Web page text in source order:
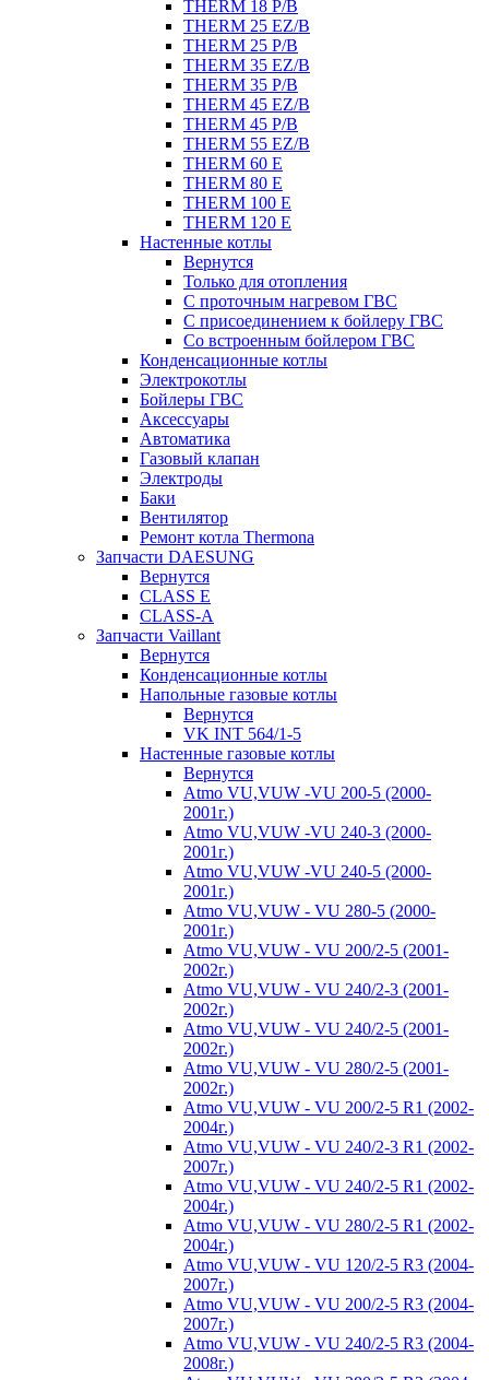
THERM 18 P/B
THERM 25 EZ/B
THERM 25 P/B
THERM 35 EZ/B
THERM 35 P/B
THERM 45 EZ/B
THERM 45 P/B
THERM 55 EZ/B
THERM 60 E
THERM 80 E
THERM 100 E
THERM 120 E
Настенные котлы
Вернутся
Только для отопления
С проточным нагревом ГВС
С присоединением к бойлеру ГВС
Со встроенным бойлером ГВС
Конденсационные котлы
Электрокотлы
Бойлеры ГВС
Аксессуары
Автоматика
Газовый клапан
Электроды
Баки
Вентилятор
Ремонт котла Thermona
Запчасти DAESUNG
Вернутся
CLASS E
CLASS-A
Запчасти Vaillant
Вернутся
Конденсационные котлы
Напольные газовые котлы
Вернутся
VK INT 564/1-5
Настенные газовые котлы
Вернутся
Atmo VU,VUW -VU 200-5 (2000-
2001г.)
Atmo VU,VUW -VU 240-3 (2000-
2001г.)
Atmo VU,VUW -VU 240-5 (2000-
2001г.)
Atmo VU,VUW - VU 280-5 (2000-
2001г.)
Atmo VU,VUW - VU 200/2-5 (2001-
2002г.)
Atmo VU,VUW - VU 240/2-3 (2001-
2002г.)
Atmo VU,VUW - VU 240/2-5 (2001-
2002г.)
Atmo VU,VUW - VU 280/2-5 (2001-
2002г.)
Atmo VU,VUW - VU 200/2-5 R1 (2002-
2004г.)
Atmo VU,VUW - VU 240/2-3 R1 (2002-
2007г.)
Atmo VU,VUW - VU 240/2-5 R1 (2002-
2004г.)
Atmo VU,VUW - VU 280/2-5 R1 (2002-
2004г.)
Atmo VU,VUW - VU 120/2-5 R3 (2004-
2007г.)
Atmo VU,VUW - VU 200/2-5 R3 (2004-
2007г.)
Atmo VU,VUW - VU 240/2-5 R3 (2004-
2008г.)